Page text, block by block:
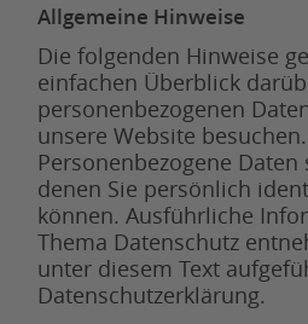
Allgemeine Hinweise
Die folgenden Hinweise
einfachen Überblick
personenbezogenen
unsere Website besuchen.
Personenbezogene
denen Sie persönlich
können. Ausführliche
Thema Datenschutz
unter diesem Text
Datenschutzerklärung.